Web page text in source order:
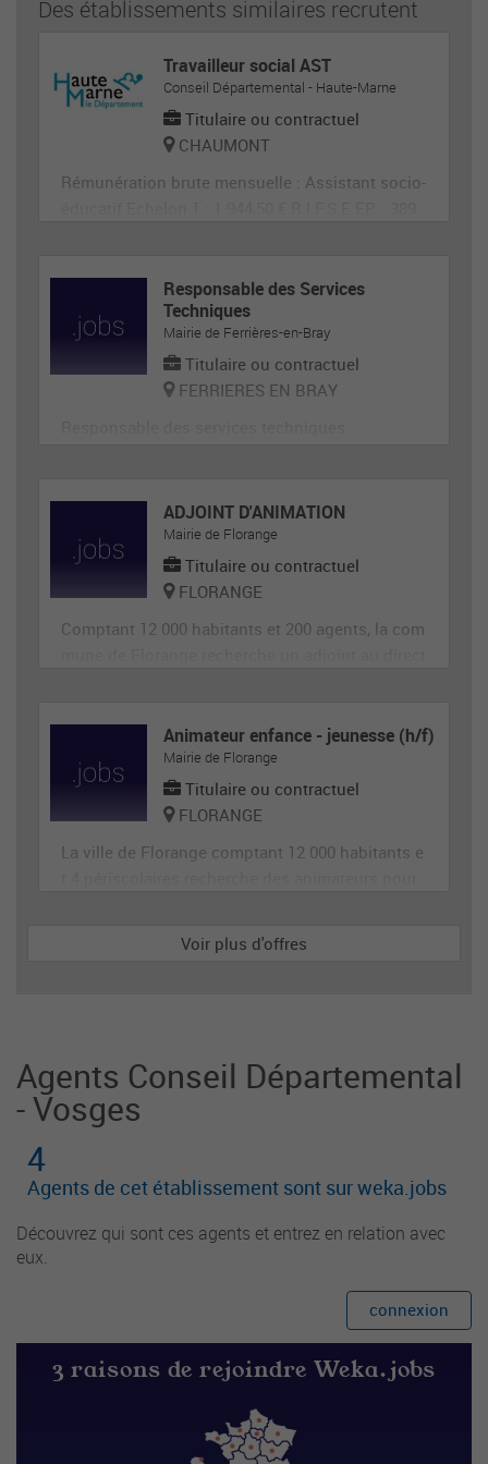
Des établissements similaires recrutent
Travailleur social AST
Conseil Départemental - Haute-Marne
Titulaire ou contractuel
CHAUMONT
Rémunération brute mensuelle : Assistant socio-
Responsable des Services
Techniques
Mairie de Ferrières-en-Bray
Titulaire ou contractuel
FERRIERES EN BRAY
ADJOINT D'ANIMATION
Mairie de Florange
Titulaire ou contractuel
FLORANGE
Comptant 12 000 habitants et 200 agents, la com
en animation et de compétences administrative
s, ainsi qu'en gestion d’équipe et en communica
tion (poste de 28h
Animateur enfance - jeunesse (h/f)
Mairie de Florange
Titulaire ou contractuel
FLORANGE
La ville de Florange comptant 12 000 habitants e
t de la sécurité morale, physique et affective des
Voir plus d'offres
Agents Conseil Départemental
- Vosges
4
Agents de cet établissement sont sur weka.jobs
Découvrez qui sont ces agents et entrez en relation avec
eux.
connexion
3 raisons de rejoindre Weka.jobs